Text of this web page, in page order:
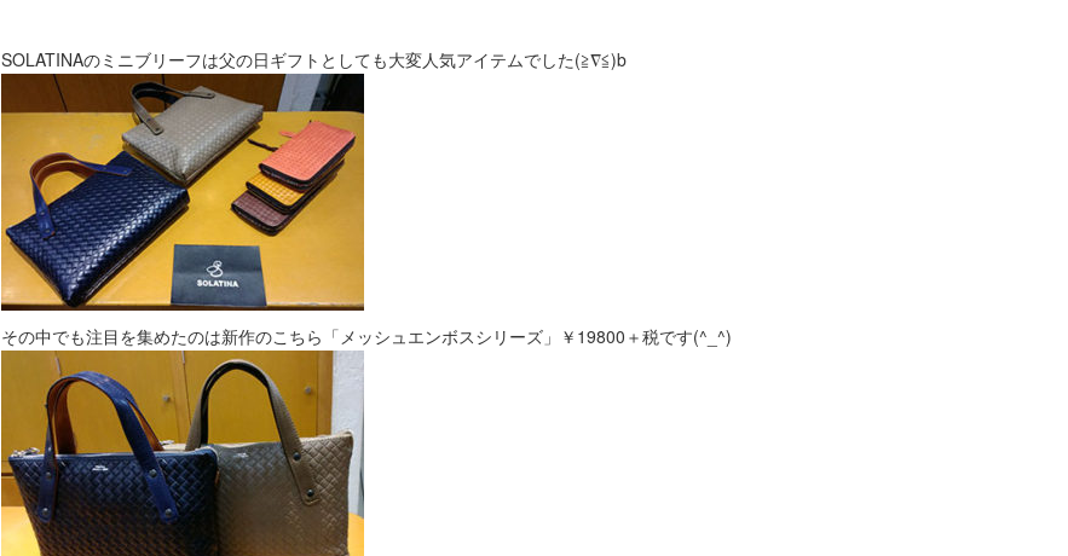
SOLATINAのミニブリーフは父の日ギフトとしても大変人気アイテムでした(≧∇≦)b
その中でも注目を集めたのは新作のこちら「メッシュエンボスシリーズ」￥19800＋税です(^_^)